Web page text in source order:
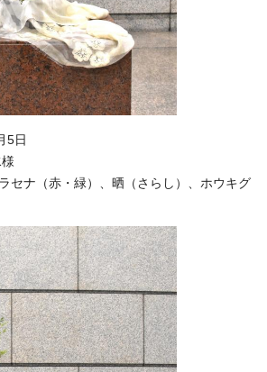
5日
セナ（赤・緑）、晒（さらし）、ホウキグ